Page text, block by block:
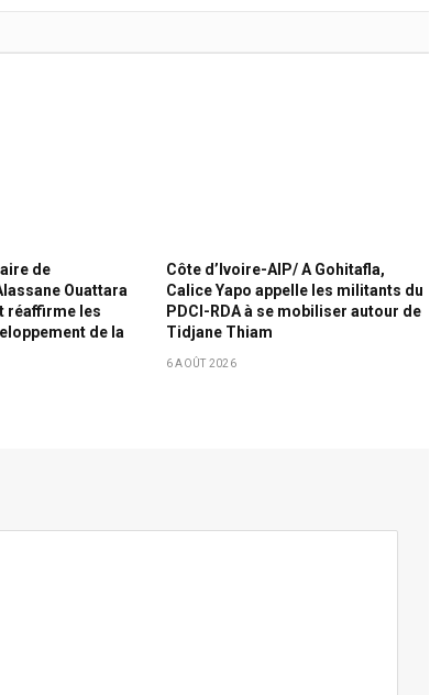
de
Ouattara
réaffirme les
de la
Côte d’Ivoire-AIP/ A Gohitafla,
Calice Yapo appelle les militants du
PDCI-RDA à se mobiliser autour de
Tidjane Thiam
6 AOÛT 2026